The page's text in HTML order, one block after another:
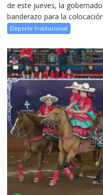
de este jueves, la
banderazo para la
Deporte Institucional